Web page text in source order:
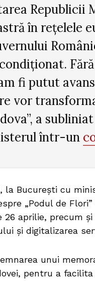
Republicii
în rețelele
fi putut
vor
a
într-un
la București cu
„Podul de
aprilie, precum
și digitalizarea
unui
pentru a